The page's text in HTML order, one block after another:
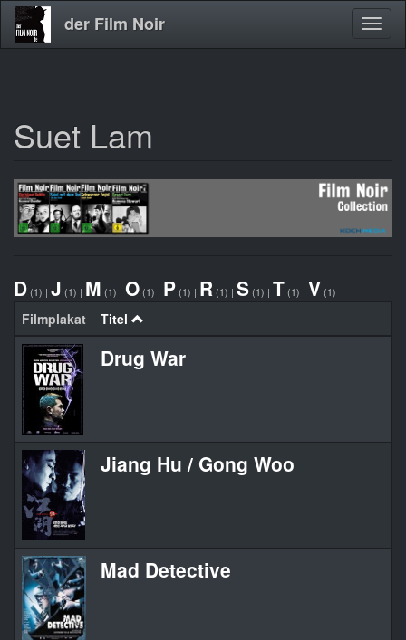
Direkt
zum
der Film Noir
Suet Lam
D (1) | J (1) | M (1) | O (1) | P (1) | R (1) | S (1) | T (1) | V (1)
Filmplakat Titel
Drug War
Jiang Hu / Gong Woo
Mad Detective